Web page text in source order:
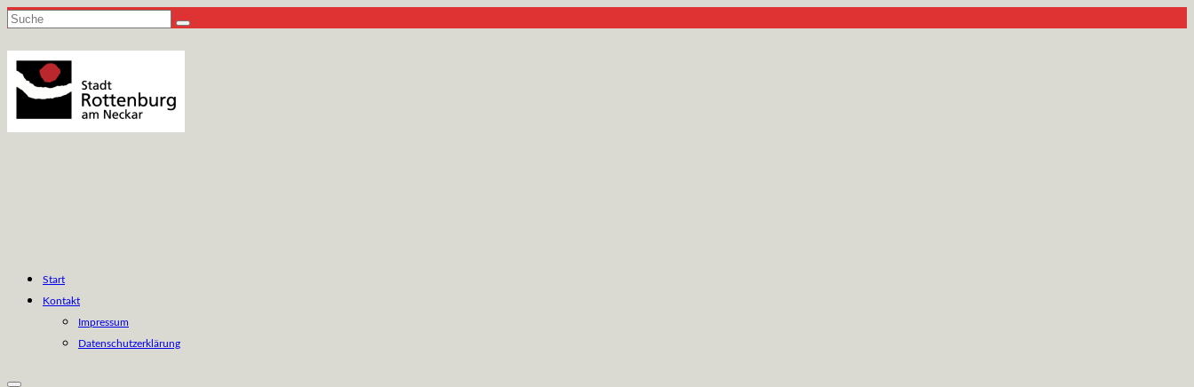
Suche
Start
Kontakt
Impressum
Datenschutzerklärung